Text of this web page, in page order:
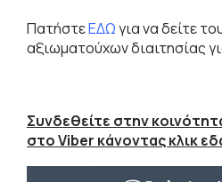
ΠατήστεΕΔΩγια να δείτε
αξιωματούχων διαιτησίας
Συνδεθείτε στην
στο Viber κάνοντας κλικ